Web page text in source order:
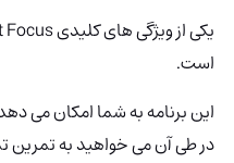
است.
این برنامه به شما امکان می
در طی آن می خواهید به تمرین